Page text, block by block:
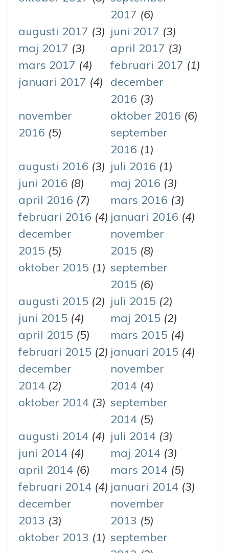
2017 (6)
augusti 2017 (3) juni 2017 (3)
maj 2017 (3) april 2017 (3)
mars 2017 (4) februari 2017 (1)
januari 2017 (4)
december
2016 (3)
november
2016 (5)
oktober 2016 (6)
september
2016 (1)
augusti 2016 (3) juli 2016 (1)
juni 2016 (8) maj 2016 (3)
april 2016 (7) mars 2016 (3)
februari 2016 (4) januari 2016 (4)
december
2015 (5)
november
2015 (8)
oktober 2015 (1) september
2015 (6)
augusti 2015 (2) juli 2015 (2)
juni 2015 (4) maj 2015 (2)
april 2015 (5) mars 2015 (4)
februari 2015 (2) januari 2015 (4)
december
2014 (2)
november
2014 (4)
oktober 2014 (3) september
2014 (5)
augusti 2014 (4) juli 2014 (3)
juni 2014 (4) maj 2014 (3)
april 2014 (6) mars 2014 (5)
februari 2014 (4) januari 2014 (3)
december
2013 (3)
november
2013 (5)
oktober 2013 (1) september